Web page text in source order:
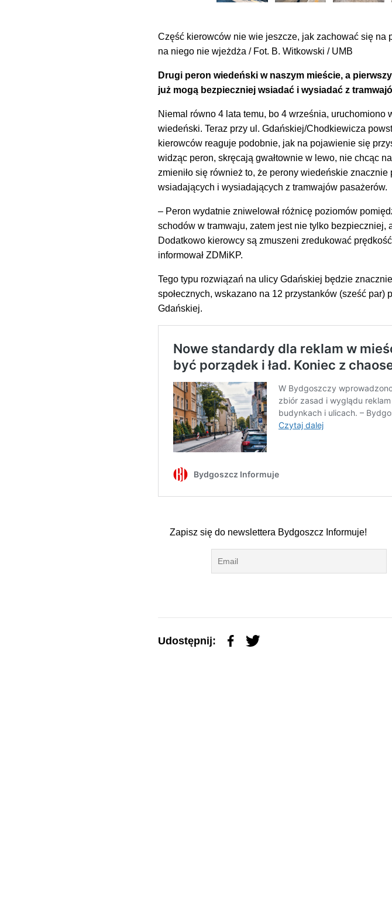
Część kierowców nie wie jeszcze, jak zachować się
na niego nie wjeżdża / Fot. B. Witkowski / UMB
Drugi peron wiedeński w naszym mieście, a
już mogą bezpieczniej wsiadać i wysiadać z
Niemal równo 4 lata temu, bo 4 września, uruchomiono
wiedeński. Teraz przy ul. Gdańskiej/Chodkiewicza
kierowców reaguje podobnie, jak na pojawienie się
widząc peron, skręcają gwałtownie w lewo, nie chcąc
zmieniło się również to, że perony wiedeńskie
wsiadających i wysiadających z tramwajów pasażerów.
– Peron wydatnie zniwelował różnicę poziomów
schodów w tramwaju, zatem jest nie tylko bezpieczniej,
Dodatkowo kierowcy są zmuszeni zredukować
informował ZDMiKP.
Tego typu rozwiązań na ulicy Gdańskiej będzie
społecznych, wskazano na 12 przystanków (sześć par)
Gdańskiej.
Zapisz się do newslettera Bydgoszcz Informuje!
Udostępnij: